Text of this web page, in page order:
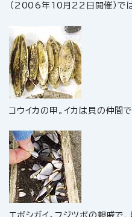
（2006年10月22日開催）では
コウイカの甲。イカは貝の仲間
エボシガイ。フジツボの親戚で